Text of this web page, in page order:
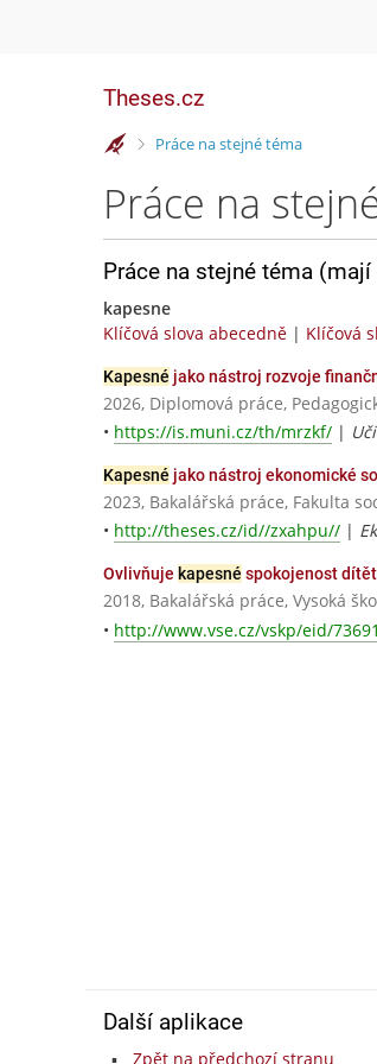
Theses.cz
>Práce na stejné téma
Práce na
Práce na stejné téma
kapesne
Klíčová slova abecedně | Klíčová
Kapesné jako nástroj rozvoje
2026, Diplomová práce,
• https://is.muni.cz/th/mrzkf/ |
Kapesné jako nástroj ekonomické
2023, Bakalářská práce, Fakulta
• http://theses.cz/id//zxahpu// |
Ovlivňuje kapesné spokojenost
2018, Bakalářská práce, Vysoká
• http://www.vse.cz/vskp/eid/73691
Další aplikace
Zpět na předchozí stranu